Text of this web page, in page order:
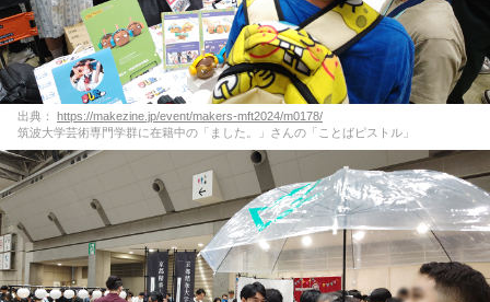
出典：
https://makezine.jp/event/makers-mft2024/m0178/
筑波大学芸術専門学群に在籍中の「ました。」さんの「ことばピストル」